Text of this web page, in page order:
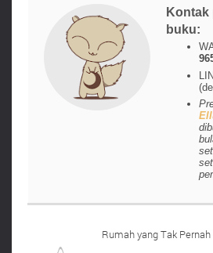
Kontak
buku:
Rumah yang Tak